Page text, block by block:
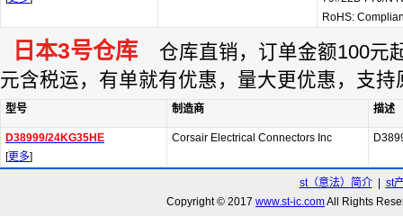
RoHS:
日本3号仓库 仓库直销，订单金额100元
元含税运，有单就有优惠，量大更优惠，支持
型号 制造商 描述
D38999/24KG35HE
[更多]
Corsair Electrical Connectors Inc
st（意法）简介| st
Copyright © 2017 www.st-ic.comAll Rights